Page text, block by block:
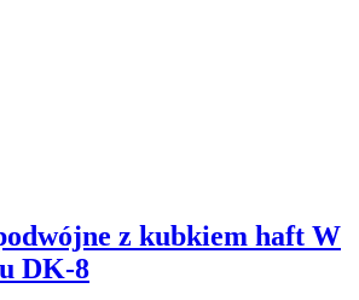
z kubkiem haft W
DK-8